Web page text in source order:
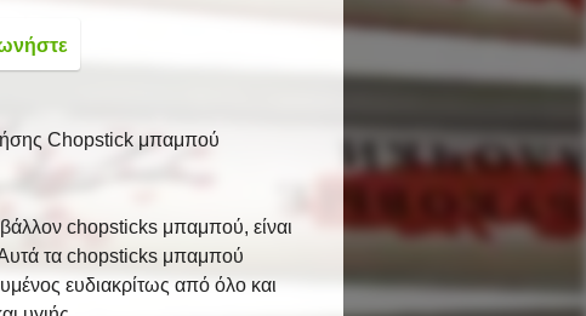
Chopstick μπαμπού
chopsticks μπαμπού, είναι
Αυτά τα chopsticks μπαμπού
ευδιακρίτως από όλο και